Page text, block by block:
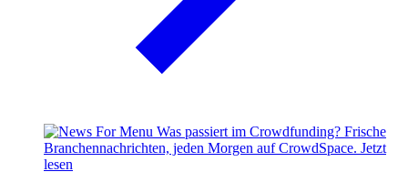
Was passiert im Crowdfunding? Frische
Branchennachrichten, jeden Morgen auf CrowdSpace. Jetzt
lesen